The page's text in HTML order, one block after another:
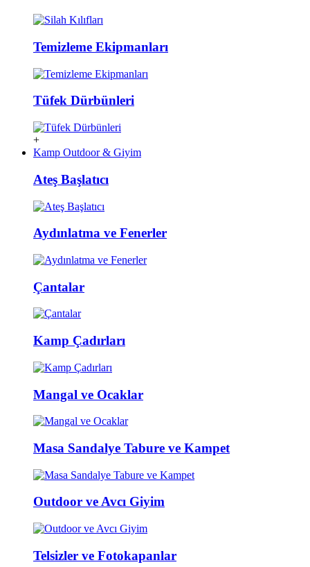
Temizleme Ekipmanları
Tüfek Dürbünleri
+
Kamp Outdoor & Giyim
Ateş Başlatıcı
Aydınlatma ve Fenerler
Çantalar
Kamp Çadırları
Mangal ve Ocaklar
Masa Sandalye Tabure ve Kampet
Outdoor ve Avcı Giyim
Telsizler ve Fotokapanlar